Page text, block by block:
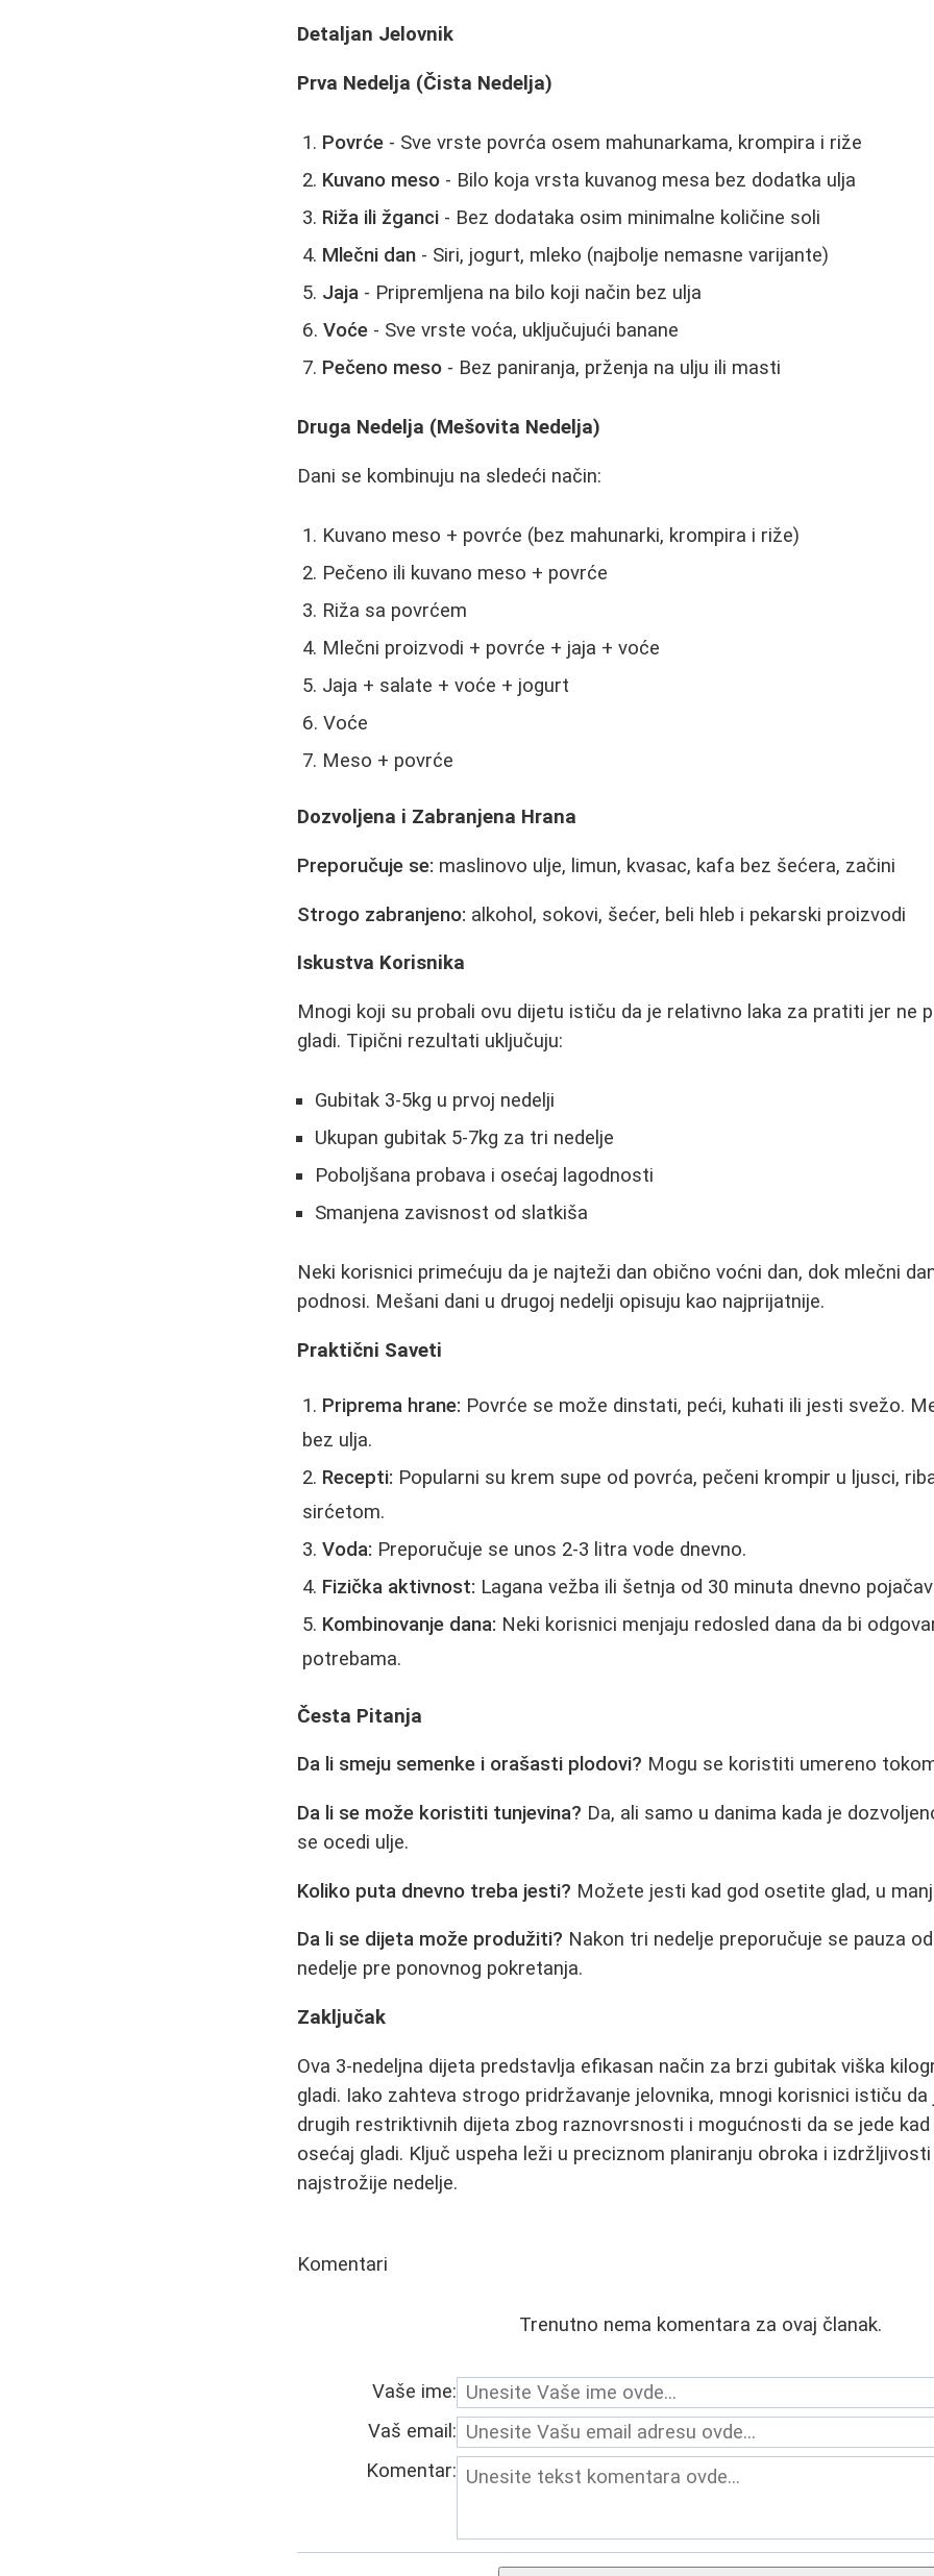
Detaljan Jelovnik
Prva Nedelja (Čista Nedelja)
Povrće - Sve vrste povrća osem mahunarkama, krompira i riže
Kuvano meso - Bilo koja vrsta kuvanog mesa bez dodatka ulja
Riža ili žganci - Bez dodataka osim minimalne količine soli
Mlečni dan - Siri, jogurt, mleko (najbolje nemasne varijante)
Jaja - Pripremljena na bilo koji način bez ulja
Voće - Sve vrste voća, uključujući banane
Pečeno meso - Bez paniranja, prženja na ulju ili masti
Druga Nedelja (Mešovita Nedelja)
Dani se kombinuju na sledeći način:
Kuvano meso + povrće (bez mahunarki, krompira i riže)
Pečeno ili kuvano meso + povrće
Riža sa povrćem
Mlečni proizvodi + povrće + jaja + voće
Jaja + salate + voće + jogurt
Voće
Meso + povrće
Dozvoljena i Zabranjena Hrana
Preporučuje se: maslinovo ulje, limun, kvasac, kafa bez šećera, začini
Strogo zabranjeno: alkohol, sokovi, šećer, beli hleb i pekarski proizvodi
Iskustva Korisnika
Mnogi koji su probali ovu dijetu ističu da je relativno laka za pratiti jer ne
gladi. Tipični rezultati uključuju:
Gubitak 3-5kg u prvoj nedelji
Ukupan gubitak 5-7kg za tri nedelje
Poboljšana probava i osećaj lagodnosti
Smanjena zavisnost od slatkiša
Neki korisnici primećuju da je najteži dan obično voćni dan, dok mlečni
podnosi. Mešani dani u drugoj nedelji opisuju kao najprijatnije.
Praktični Saveti
Priprema hrane: Povrće se može dinstati, peći, kuhati ili jesti svežo.
bez ulja.
Recepti: Popularni su krem supe od povrća, pečeni krompir u ljusci,
sirćetom.
Voda: Preporučuje se unos 2-3 litra vode dnevno.
Fizička aktivnost: Lagana vežba ili šetnja od 30 minuta dnevno
Kombinovanje dana: Neki korisnici menjaju redosled dana da bi
potrebama.
Česta Pitanja
Da li smeju semenke i orašasti plodovi? Mogu se koristiti umereno
Da li se može koristiti tunjevina? Da, ali samo u danima kada je
se ocedi ulje.
Koliko puta dnevno treba jesti? Možete jesti kad god osetite glad, u
Da li se dijeta može produžiti? Nakon tri nedelje preporučuje se pauza
nedelje pre ponovnog pokretanja.
Zaključak
Ova 3-nedeljna dijeta predstavlja efikasan način za brzi gubitak viška
gladi. Iako zahteva strogo pridržavanje jelovnika, mnogi korisnici ističu
drugih restriktivnih dijeta zbog raznovrsnosti i mogućnosti da se jede
osećaj gladi. Ključ uspeha leži u preciznom planiranju obroka i
najstrožije nedelje.
Komentari
Trenutno nema komentara za ovaj članak.
Vaše ime:
Vaš email:
Komentar: